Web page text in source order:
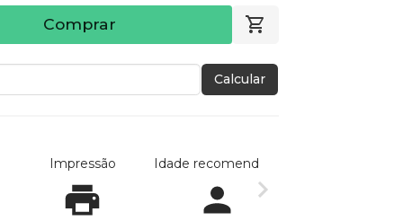
Comprar
Calcular
Impressão Idade recomendada